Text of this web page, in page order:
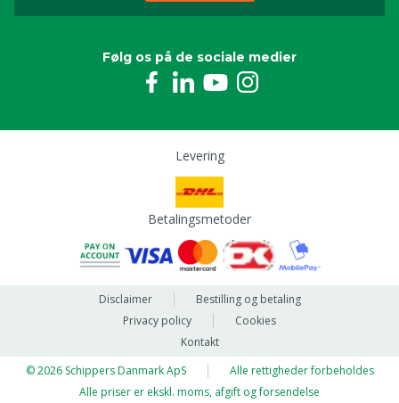
Følg os på de sociale medier
Levering
Betalingsmetoder
Disclaimer
Bestilling og betaling
Privacy policy
Cookies
Kontakt
© 2026 Schippers Danmark ApS
Alle rettigheder forbeholdes
Alle priser er ekskl. moms, afgift og forsendelse